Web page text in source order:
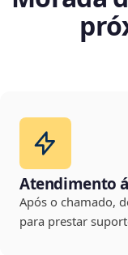
Atendimento
Após o chamado,
para prestar